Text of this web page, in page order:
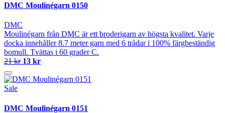
DMC Moulinégarn 0150
DMC
Moulinégarn från DMC är ett broderigarn av högsta kvalitet. Varje
docka innehåller 8.7 meter garn med 6 trådar i 100% färgbeständig
bomull. Tvättas i 60 grader C.
21 kr 13 kr
Sale
DMC Moulinégarn 0151